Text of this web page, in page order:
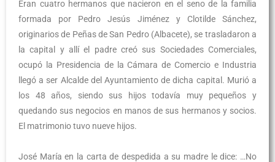
Eran cuatro hermanos que nacieron en el seno de la familia
formada por Pedro Jesús Jiménez y Clotilde Sánchez,
originarios de Peñas de San Pedro (Albacete), se trasladaron a
la capital y allí el padre creó sus Sociedades Comerciales,
ocupó la Presidencia de la Cámara de Comercio e Industria
llegó a ser Alcalde del Ayuntamiento de dicha capital. Murió a
los 48 años, siendo sus hijos todavía muy pequeños y
quedando sus negocios en manos de sus hermanos y socios.
El matrimonio tuvo nueve hijos.
José María en la carta de despedida a su madre le dice: …No